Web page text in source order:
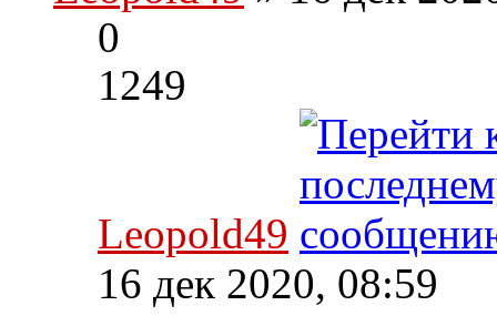
0
1249
Leopold49
16 дек 2020, 08:59